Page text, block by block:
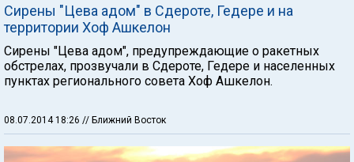
Сирены "Цева адом" в Сдероте, Гедере и на
территории Хоф Ашкелон
Сирены "Цева адом", предупреждающие о ракетных
обстрелах, прозвучали в Сдероте, Гедере и населенных
пунктах регионального совета Хоф Ашкелон.
08.07.2014 18:26 // Ближний Восток